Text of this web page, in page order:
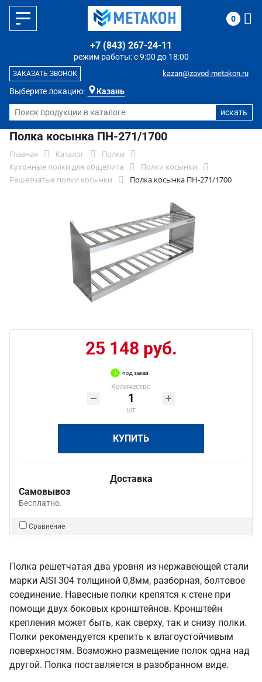
Выберите локацию: Казань
режим работы: с 9:00 до 18:00
+7 (843) 267-24-11
kazan@zavod-metakon.ru
ЗАКАЗАТЬ ЗВОНОК
0
Полка косынка ПН-271/1700
Главная Каталог
Полки
Кухонные полки для общепита
Полки косынки
Решетчатые полки косынки
Полка косынка ПН-271/1700
25 148 руб.
под заказ
Количество
шт
КУПИТЬ
Доставка
Самовывоз
Бесплатно.
Сравнение
Полка решетчатая два уровня из нержавеющей стали
марки AISI 304 толщиной 0,8мм, разборная, болтовое
соединение. Навесные полки крепятся к стене при
помощи двух боковых кронштейнов. Кронштейн
крепления может быть, как сверху, так и снизу полки.
Полки рекомендуется крепить к влагоустойчивым
поверхностям. Возможно размещение полок одна над
другой. Полка поставляется в разобранном виде.